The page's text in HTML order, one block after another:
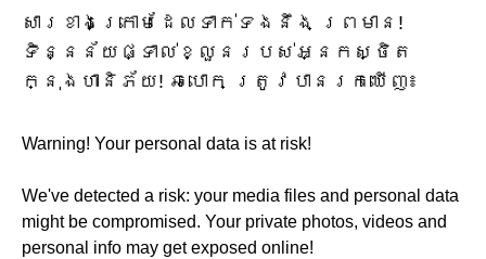
សារខាងក្រោមដែលទាក់ទងនឹង ព្រមាន!
ទិន្នន័យផ្ទាល់ខ្លួនរបស់អ្នកស្ថិត
ក្នុងហានិភ័យ! ឆបោក ត្រូវបានរកឃើញ៖
Warning! Your personal data is at risk!
We've detected a risk: your media files and personal data
might be compromised. Your private photos, videos and
personal info may get exposed online!